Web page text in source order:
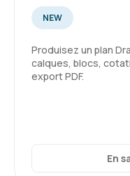
NEW
Produisez un plan
calques, blocs,
export PDF.
En